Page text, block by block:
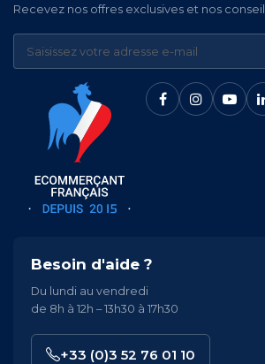
Recevez nos offres exclusives et nos
Besoin d'aide ?
Du lundi au vendredi
de 8h à 12h – 13h30 à 17h30
+33 (0)3 52 76 01 10